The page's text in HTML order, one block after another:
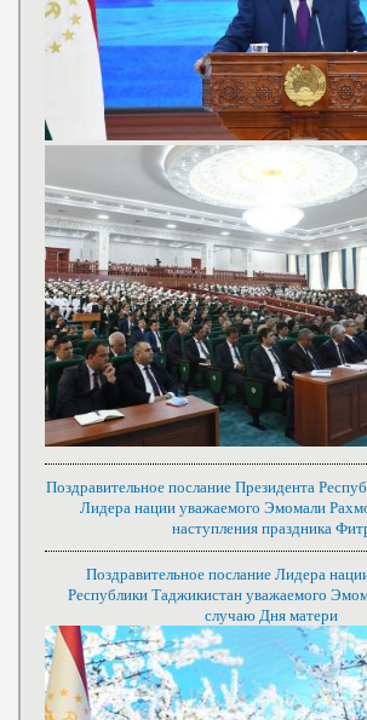
Поздравительное послание Президента
Лидера нации уважаемого Эмомали
наступления праздника
Поздравительное послание Лидера
Республики Таджикистан уважаемого
случаю Дня матери